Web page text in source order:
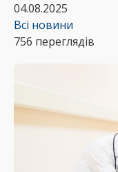
04.08.2025
Всі новини
756 переглядів